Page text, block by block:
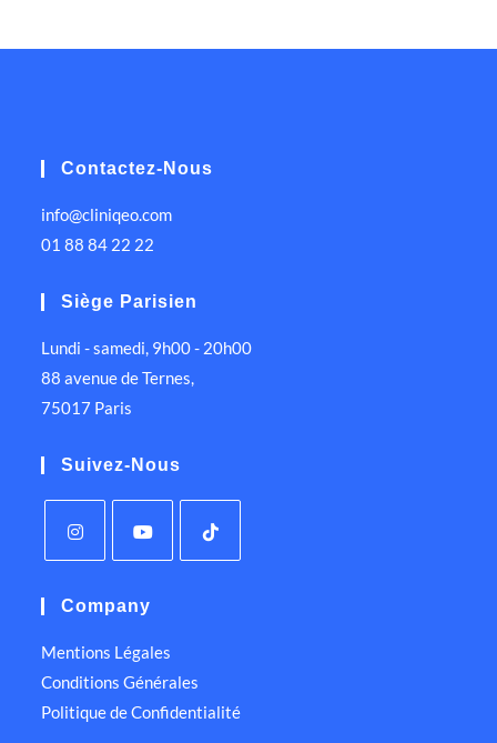
Contactez-Nous
info@cliniqeo.com
01 88 84 22 22
Siège Parisien
Lundi - samedi, 9h00 - 20h00
88 avenue de Ternes,
75017 Paris
Suivez-Nous
Company
Mentions Légales
Conditions Générales
Politique de Confidentialité